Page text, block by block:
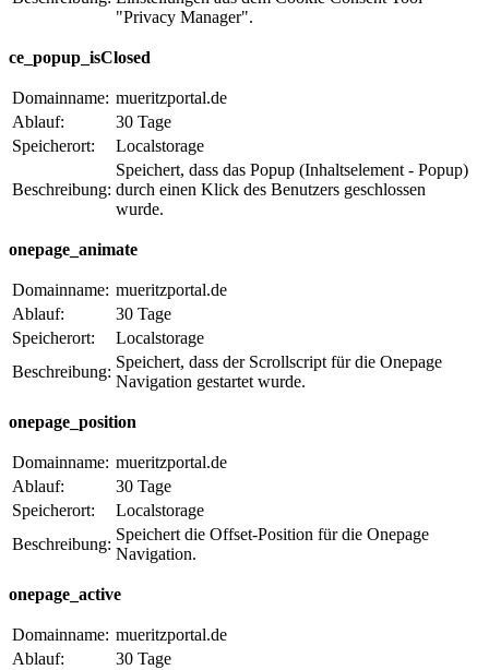
"Privacy Manager".
ce_popup_isClosed
Domainname: mueritzportal.de
Ablauf:
30 Tage
Speicherort:
Localstorage
Beschreibung:
Speichert, dass das Popup (Inhaltselement - Popup)
durch einen Klick des Benutzers geschlossen
wurde.
onepage_animate
Domainname: mueritzportal.de
Ablauf:
30 Tage
Speicherort:
Localstorage
Beschreibung:
Speichert, dass der Scrollscript für die Onepage
Navigation gestartet wurde.
onepage_position
Domainname: mueritzportal.de
Ablauf:
30 Tage
Speicherort:
Localstorage
Beschreibung:
Speichert die Offset-Position für die Onepage
Navigation.
onepage_active
Domainname: mueritzportal.de
Ablauf:
30 Tage